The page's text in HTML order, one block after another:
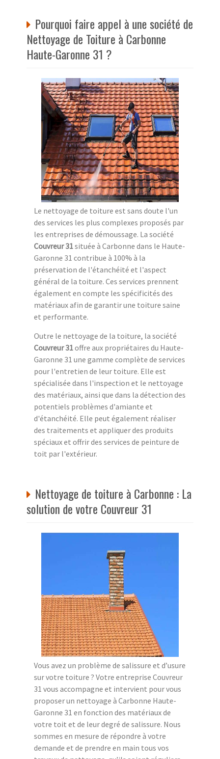
Pourquoi faire appel à une société de
Nettoyage de Toiture à Carbonne
Haute-Garonne 31 ?
Le nettoyage de toiture est sans doute l'un
des services les plus complexes proposés par
les entreprises de démoussage. La société
Couvreur 31située à Carbonne dans le Haute-
Garonne 31 contribue à 100% à la
préservation de l'étanchéité et l'aspect
général de la toiture. Ces services prennent
également en compte les spécificités des
matériaux afin de garantir une toiture saine
et performante.
Outre le nettoyage de la toiture, la société
Couvreur 31offre aux propriétaires du Haute-
Garonne 31 une gamme complète de services
pour l'entretien de leur toiture. Elle est
spécialisée dans l'inspection et le nettoyage
des matériaux, ainsi que dans la détection des
potentiels problèmes d'amiante et
d'étanchéité. Elle peut également réaliser
des traitements et appliquer des produits
spéciaux et offrir des services de peinture de
toit par l'extérieur.
Nettoyage de toiture à Carbonne : La
solution de votre Couvreur 31
Vous avez un problème de salissure et d’usure
sur votre toiture ? Votre entreprise Couvreur
31 vous accompagne et intervient pour vous
proposer un nettoyage à Carbonne Haute-
Garonne 31 en fonction des matériaux de
votre toit et de leur degré de salissure. Nous
sommes en mesure de répondre à votre
demande et de prendre en main tous vos